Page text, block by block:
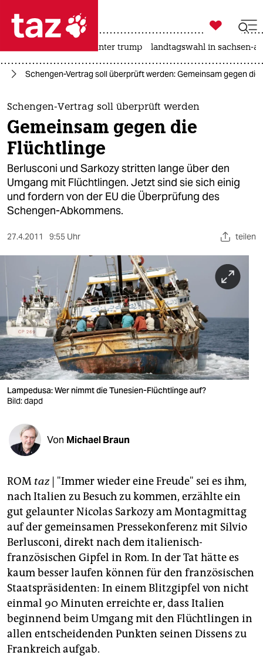
 taz zahl ich
taz zahl ich
themen
politik
öko
gesellschaft
kultur
sport
nord
wahrheit
verlag
verlag
veranstaltungen
fragen & hilfe
unterstützen
abo
genossenschaft
epaper login

taz zahl ich
usa unter trump landtagswahl in sachsen-
Schengen-Vertrag soll überprüft werden: Gemeinsam gegen
Schengen-Vertrag soll überprüft werden
Gemeinsam gegen die
Flüchtlinge
Berlusconi und Sarkozy stritten lange über den
Umgang mit Flüchtlingen. Jetzt sind sie sich einig
und fordern von der EU die Überprüfung des
Schengen-Abkommens.
27.4.2011 9:55 Uhr teilen
Lampedusa: Wer nimmt die Tunesien-Flüchtlinge auf?
Bild: dapd
Von Michael Braun
ROM taz| "Immer wieder eine Freude" sei es ihm,
nach Italien zu Besuch zu kommen, erzählte ein
gut gelaunter Nicolas Sarkozy am Montagmittag
auf der gemeinsamen Pressekonferenz mit Silvio
Berlusconi, direkt nach dem italienisch-
französischen Gipfel in Rom. In der Tat hätte es
kaum besser laufen können für den französischen
Staatspräsidenten: In einem Blitzgipfel von nicht
einmal 90 Minuten erreichte er, dass Italien
beginnend beim Umgang mit den Flüchtlingen in
allen entscheidenden Punkten seinen Dissens zu
Frankreich aufgab.